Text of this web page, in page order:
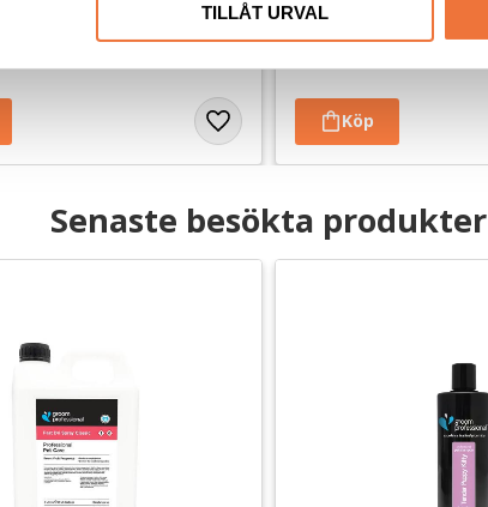
TILLÅT URVAL
Senaste besökta produkter